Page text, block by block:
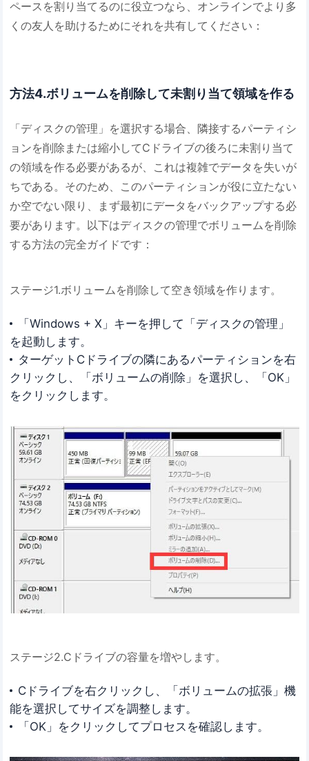
ペースを割り当てるのに役立つなら、オンラインでより多
くの友人を助けるためにそれを共有してください：
方法4.ボリュームを削除して未割り当て領域を作る
「ディスクの管理」を選択する場合、隣接するパーティシ
ョンを削除または縮小してCドライブの後ろに未割り当て
の領域を作る必要があるが、これは複雑でデータを失いが
ちである。そのため、このパーティションが役に立たない
か空でない限り、まず最初にデータをバックアップする必
要があります。以下はディスクの管理でボリュームを削除
する方法の完全ガイドです：
ステージ1.ボリュームを削除して空き領域を作ります。
「Windows + X」キーを押して「ディスクの管理」
を起動します。
ターゲットCドライブの隣にあるパーティションを右
クリックし、「ボリュームの削除」を選択し、「OK」
をクリックします。
ステージ2.Cドライブの容量を増やします。
Cドライブを右クリックし、「ボリュームの拡張」機
能を選択してサイズを調整します。
「OK」をクリックしてプロセスを確認します。